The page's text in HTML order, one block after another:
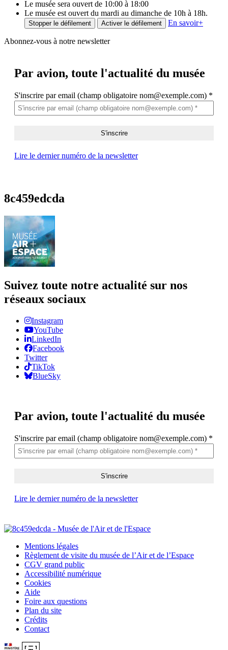
Le musée sera ouvert de 10:00 à 18:00
Le musée est ouvert du mardi au dimanche de 10h à 18h.
Stopper le défilement Activer le défilement En savoir+
Abonnez-vous à notre newsletter
Par avion, toute l'actualité du musée
S'inscrire par email (champ obligatoire nom@exemple.com) *
Lire le dernier numéro de la newsletter
8c459edcda
Suivez toute notre actualité sur nos
réseaux sociaux
Instagram
YouTube
LinkedIn
Facebook
Twitter
TikTok
BlueSky
Par avion, toute l'actualité du musée
S'inscrire par email (champ obligatoire nom@exemple.com) *
Lire le dernier numéro de la newsletter
Mentions légales
Règlement de visite du musée de l’Air et de l’Espace
CGV grand public
Accessibilité numérique
Cookies
Aide
Foire aux questions
Plan du site
Crédits
Contact